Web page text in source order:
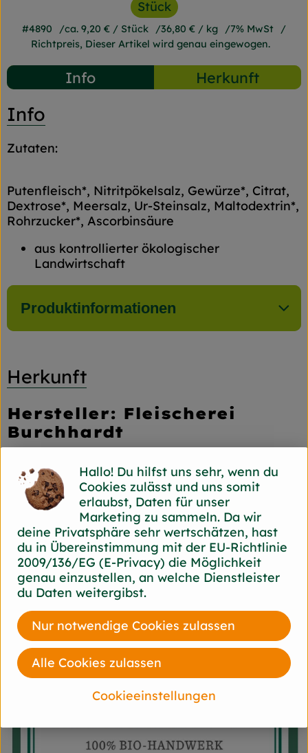
Stück
#4890 ca. 9,20 € / Stück 36,80 € / kg
7% MwSt
Richtpreis, Dieser Artikel wird genau eingewogen.
Info Herkunft
Info
Zutaten:
Putenfleisch*, Nitritpökelsalz, Gewürze*, Citrat,
Dextrose*, Meersalz, Ur-Steinsalz, Maltodextrin*,
Rohrzucker*, Ascorbinsäure
aus kontrollierter ökologischer
Landwirtschaft
Produktinformationen
Herkunft
Hersteller: Fleischerei
Burchhardt
45136 Essen Burchhardt
zur WebseiteHallo! Du hilfst uns sehr, wenn du
Cookies zulässt und uns somit
erlaubst, Daten für unser
Marketing zu sammeln. Da wir
deine Privatsphäre sehr wertschätzen, hast
du in Übereinstimmung mit der EU-Richtlinie
2009/136/EG (E-Privacy) die Möglichkeit
genau einzustellen, an welche Dienstleister
du Daten weitergibst.
Cookieeinstellungen
Nur notwendige Cookies zulassen
Alle Cookies zulassen